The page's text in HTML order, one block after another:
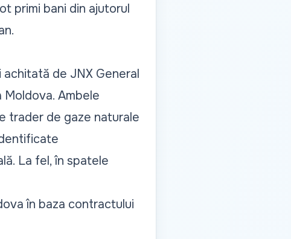
primi bani din ajutorul
achitată de JNX General
Moldova. Ambele
trader de gaze naturale
La fel, în spatele
în baza contractului